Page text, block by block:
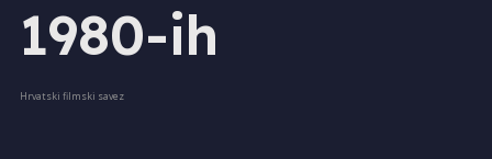
1980-ih
Hrvatski filmski savez